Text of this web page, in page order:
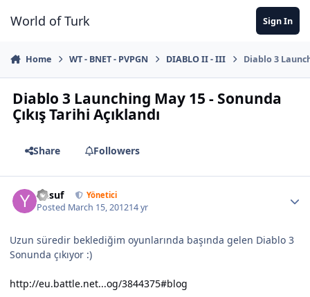
World of Turk Sign In
Home WT - BNET - PVPGN DIABLO II - III Diablo 3
Diablo 3 Launching May 15 - Sonunda
Çıkış Tarihi Açıklandı
Share Followers
Yusuf Yönetici
Posted March 15, 201214 yr
Uzun süredir beklediğim oyunlarında başında gelen Diablo 3
Sonunda çıkıyor :)
http://eu.battle.net...og/3844375#blog